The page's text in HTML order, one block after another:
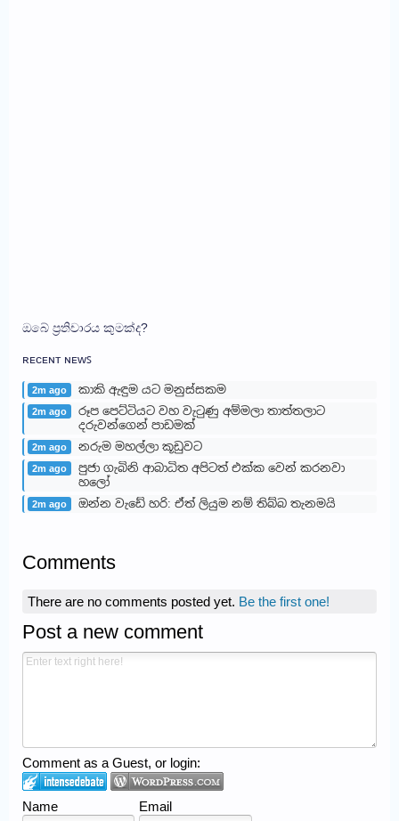
ඔබේ ප්‍රතිචාරය කුමක්ද?
ʀᴇᴄᴇɴᴛ ɴᴇᴡꜱ
2m ago කාකි ඇඳුම යට මනුස්සකම
2m ago
රූප පෙට්ටියට වහ වැටුණු අම්මලා තාත්තලාට
දරුවන්ගෙන් පාඩමක්
2m ago නරුම මහල්ලා කූඩුවට
2m ago
පුජා ගැබිනි ආබාධිත අපිටත් එක්ක වෙන් කරනවා
හලෝ
2m ago ඔන්න වැඩේ හරි: ඒත් ලියුම නම් තිබ්බ තැනමයි
Comments
There are no comments posted yet. Be the first one!
Post a new comment
Comment as a Guest, or login:
Name Email